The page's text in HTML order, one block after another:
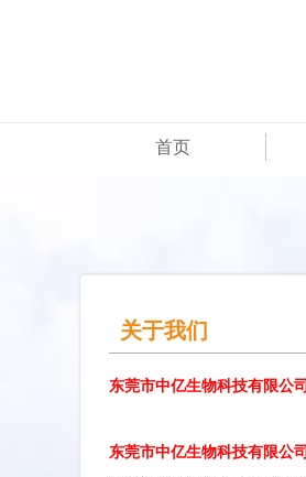
首页
关于我们
东莞市中亿生物科技有限公司
东莞市中亿生物科技有限公司